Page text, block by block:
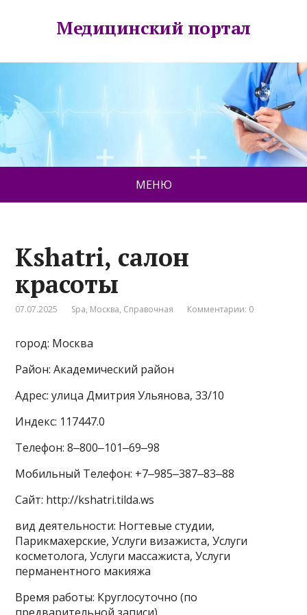
Медицинский портал
МЕНЮ
Kshatri, салон
красоты
07.07.2025 Spa, Москва, Справочная Комментарии: 0
город: Москва
Район: Академический район
Адрес: улица Дмитрия Ульянова, 33/10
Индекс: 117447.0
Телефон: 8‒800‒101‒69‒98
Мобильный Телефон: +7‒985‒387‒83‒88
Сайт: http://kshatri.tilda.ws
вид деятельности: Ногтевые студии,
Парикмахерские, Услуги визажиста, Услуги
косметолога, Услуги массажиста, Услуги
перманентного макияжа
Время работы: Круглосуточно (по